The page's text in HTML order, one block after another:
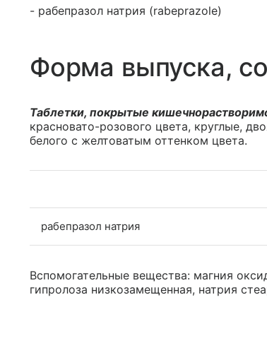
- рабепразол натрия (rabeprazole)
Форма выпуска,
Таблетки, покрытые
красновато-розового цвета, круглые,
белого с желтоватым оттенком цвета.
рабепразол натрия
Вспомогательные вещества: магния
гипролоза низкозамещенная, натрия